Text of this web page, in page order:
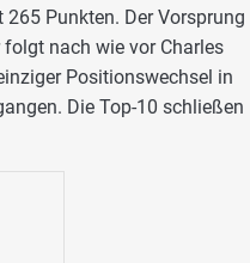
Punkten. Der Vorsprung
nach wie vor Charles
Positionswechsel in
Die Top-10 schließen